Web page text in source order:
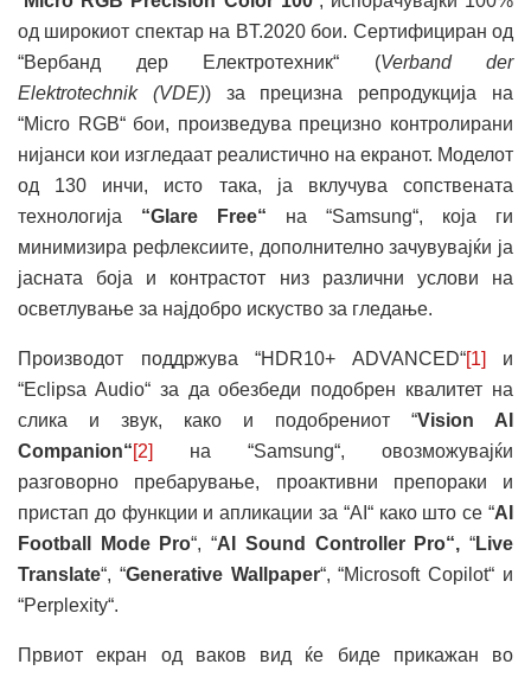
од широкиот спектар на BT.2020 бои. Сертифициран од
“Вербанд дер Електротехник“ (Verband der
Elektrotechnik (VDE)) за прецизна репродукција на
“Micro RGB“ бои, произведува прецизно контролирани
нијанси кои изгледаат реалистично на екранот. Моделот
од 130 инчи, исто така, ја вклучува сопствената
технологија “Glare Free“ на “Samsung“, која ги
минимизира рефлексиите, дополнително зачувувајќи ја
јасната боја и контрастот низ различни услови на
осветлување за најдобро искуство за гледање.
Производот поддржува “HDR10+ ADVANCED“[1] и
“Eclipsa Audio“ за да обезбеди подобрен квалитет на
слика и звук, како и подобрениот “Vision AI
Companion“[2]
на “Samsung“, овозможувајќи
разговорно пребарување, проактивни препораки и
пристап до функции и апликации за “AI“ како што се “AI
Football Mode Pro“, “AI Sound Controller Pro“, “Live
Translate“, “Generative Wallpaper“, “Microsoft Copilot“ и
“Perplexity“.
Првиот екран од ваков вид ќе биде прикажан во